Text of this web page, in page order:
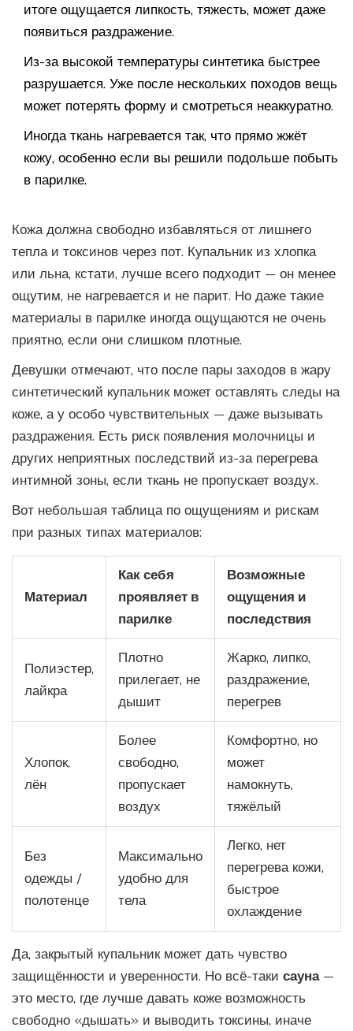
итоге ощущается липкость, тяжесть, может даже
появиться раздражение.
Из-за высокой температуры синтетика быстрее
разрушается. Уже после нескольких походов вещь
может потерять форму и смотреться неаккуратно.
Иногда ткань нагревается так, что прямо жжёт
кожу, особенно если вы решили подольше побыть
в парилке.
Кожа должна свободно избавляться от лишнего
тепла и токсинов через пот. Купальник из хлопка
или льна, кстати, лучше всего подходит — он менее
ощутим, не нагревается и не парит. Но даже такие
материалы в парилке иногда ощущаются не очень
приятно, если они слишком плотные.
Девушки отмечают, что после пары заходов в жару
синтетический купальник может оставлять следы на
коже, а у особо чувствительных — даже вызывать
раздражения. Есть риск появления молочницы и
других неприятных последствий из-за перегрева
интимной зоны, если ткань не пропускает воздух.
Вот небольшая таблица по ощущениям и рискам
при разных типах материалов:
Материал
Как себя
проявляет в
парилке
Возможные
ощущения и
последствия
Полиэстер,
лайкра
Плотно
прилегает, не
дышит
Жарко, липко,
раздражение,
перегрев
Хлопок,
лён
Более
свободно,
пропускает
воздух
Комфортно, но
может
намокнуть,
тяжёлый
Без
одежды /
полотенце
Максимально
удобно для
тела
Легко, нет
перегрева кожи,
быстрое
охлаждение
Да, закрытый купальник может дать чувство
защищённости и уверенности. Но всё-таки сауна—
это место, где лучше давать коже возможность
свободно «дышать» и выводить токсины, иначе